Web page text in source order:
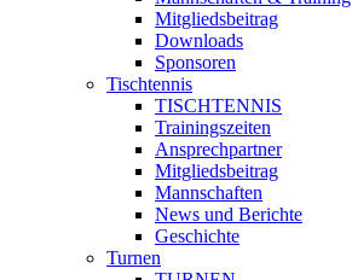
Mitgliedsbeitrag
Downloads
Sponsoren
Tischtennis
TISCHTENNIS
Trainingszeiten
Ansprechpartner
Mitgliedsbeitrag
Mannschaften
News und Berichte
Geschichte
Turnen